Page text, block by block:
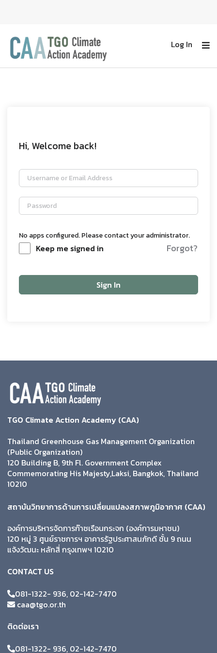
Log In
Hi, Welcome back!
No apps configured. Please contact your administrator.
Keep me signed in Forgot?
Sign In
TGO Climate Action Academy (CAA)
Thailand Greenhouse Gas Management Organization
(Public Organization)
120 Building B, 9th Fl. Government Complex
Commemorating His Majesty,Laksi, Bangkok, Thailand
10210
สถาบันวิทยาการด้านการเปลี่ยนแปลงสภาพภูมิอากาศ (CAA)
องค์การบริหารจัดการก๊าซเรือนกระจก (องค์การมหาชน)
120 หมู่ 3 ศูนย์ราชการฯ อาคารรัฐประศาสนภักดี ชั้น 9 ถนน
แจ้งวัฒนะ หลักสี่ กรุงเทพฯ 10210
CONTACT US
081-1322- 936, 02-142-7470
caa@tgo.or.th
ติดต่อเรา
081-1322- 936, 02-142-7470